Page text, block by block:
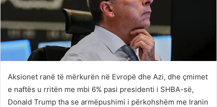
Aksionet ranë të mërkurën në Evropë dhe Azi, dhe çmimet
e naftës u rritën me mbi 6% pasi presidenti i SHBA-së,
Donald Trump tha se armëpushimi i përkohshëm me Iranin